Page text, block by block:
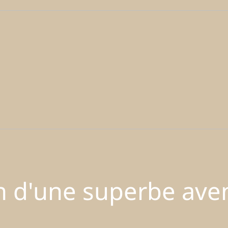
d'une superbe